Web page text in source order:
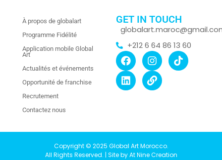
À propos de globalart
Programme Fidélité
Application mobile Global
Art
Actualités et événements
Opportunité de franchise
Recrutement
Contactez nous
GET IN TOUCH
+212 6 64 86 13 60
Copyright © 2025 Global Art Morocco.
All Rights Reserved. | Site by At Nine Creation